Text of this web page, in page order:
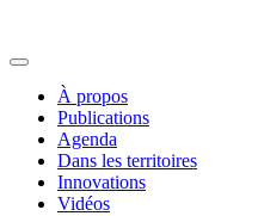
À propos
Publications
Agenda
Dans les territoires
Innovations
Vidéos